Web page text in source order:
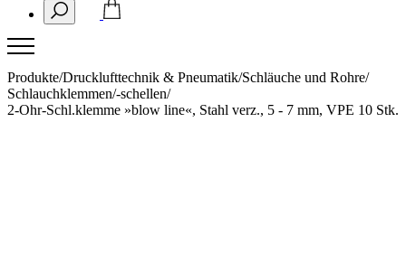
Produkte/Drucklufttechnik & Pneumatik/Schläuche und Rohre/
Schlauchklemmen/-schellen/
2-Ohr-Schl.klemme »blow line«, Stahl verz., 5 - 7 mm, VPE 10 Stk.